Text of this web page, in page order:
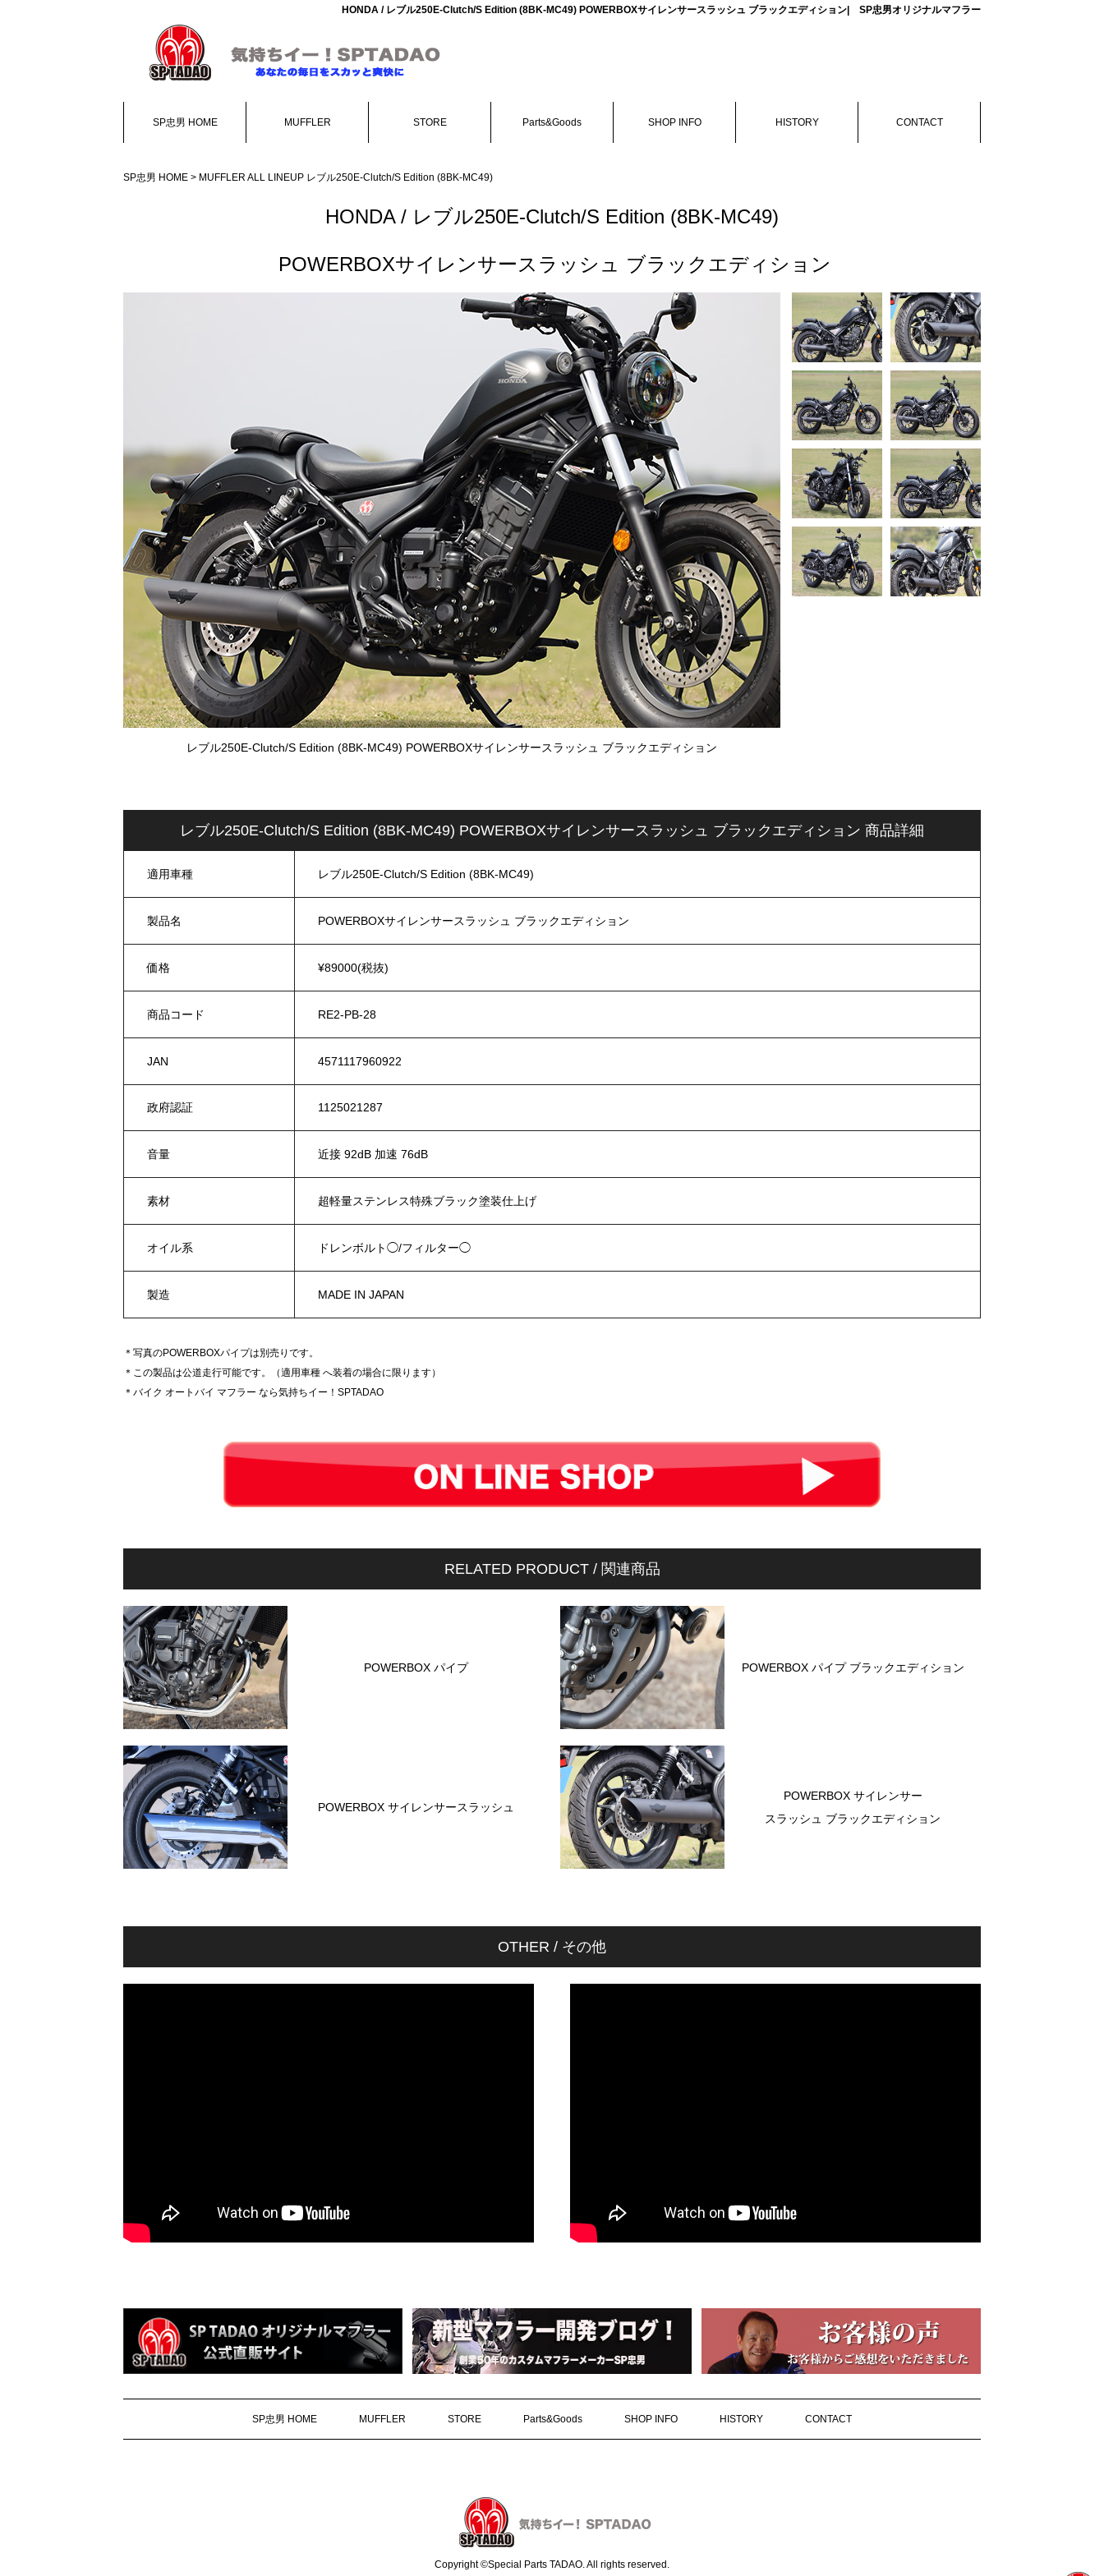
HONDA / レブル250E-Clutch/S Edition (8BK-MC49) POWERBOXサイレンサースラッシュ ブラックエディション| SP忠男オリジナルマフラー
SP忠男 HOME MUFFLER STORE Parts&Goods SHOP INFO HISTORY CONTACT
SP忠男 HOME > MUFFLER ALL LINEUP レブル250E-Clutch/S Edition (8BK-MC49)
HONDA / レブル250E-Clutch/S Edition (8BK-MC49)
POWERBOXサイレンサースラッシュ ブラックエディション
レブル250E-Clutch/S Edition (8BK-MC49) POWERBOXサイレンサースラッシュ ブラックエディション
レブル250E-Clutch/S Edition (8BK-MC49) POWERBOXサイレンサースラッシュ ブラックエディション 商品詳細
適用車種 レブル250E-Clutch/S Edition (8BK-MC49)
製品名 POWERBOXサイレンサースラッシュ ブラックエディション
価格 ¥89000(税抜)
商品コード RE2-PB-28
JAN 4571117960922
政府認証 1125021287
音量 近接 92dB 加速 76dB
素材 超軽量ステンレス特殊ブラック塗装仕上げ
オイル系 ドレンボルト◯/フィルター◯
製造 MADE IN JAPAN
＊写真のPOWERBOXパイプは別売りです。
＊この製品は公道走行可能です。（適用車種 へ装着の場合に限ります）
＊バイク オートバイ マフラー なら気持ちイー！SPTADAO
RELATED PRODUCT / 関連商品
POWERBOX パイプ POWERBOX パイプ ブラックエディション
POWERBOX サイレンサースラッシュ
POWERBOX サイレンサー
スラッシュ ブラックエディション
OTHER / その他
SP忠男 HOME MUFFLER STORE Parts&Goods SHOP INFO HISTORY CONTACT
Copyright ©Special Parts TADAO. All rights reserved.